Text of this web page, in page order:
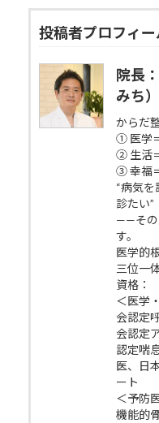
投稿者プロフィー
院長
みち）
からだ
① 医学
② 生活
③ 幸福
“病気
診たい”
——その
す。
医学的
三位一
資格：
＜医学
会認定
会認定
認定喘
医、日
ート
＜予防
機能的